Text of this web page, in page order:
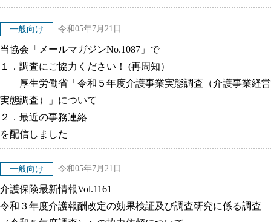
一般向け 令和05年7月21日
当協会「メールマガジンNo.1087」で
１．調査にご協力ください！ (再周知）
厚生労働省「令和５年度介護事業実態調査（介護事業経営
実態調査）」について
２．最近の事務連絡
を配信しました
一般向け 令和05年7月21日
介護保険最新情報Vol.1161
令和３年度介護報酬改定の効果検証及び調査研究に係る調査